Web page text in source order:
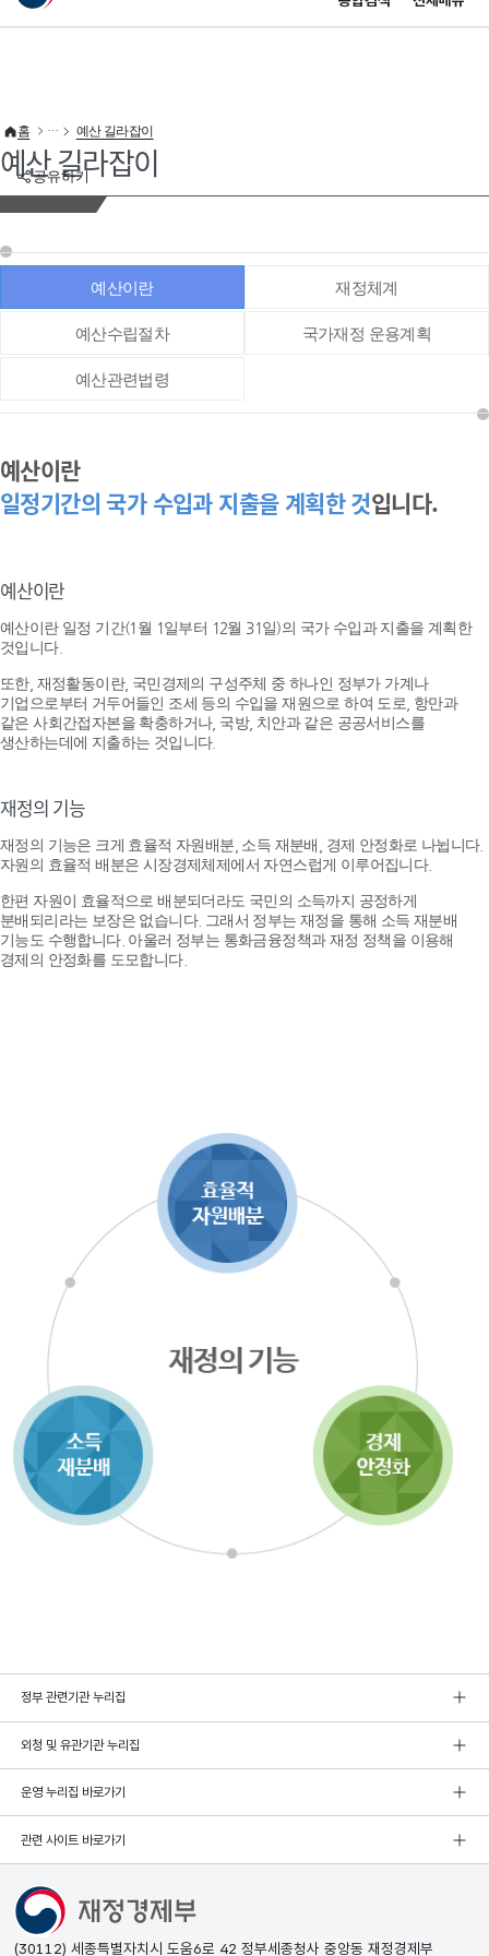
이 누리집은 대한민국 공식 전자정부 누리집입니다.
공유하기
홈 예산 길라잡이
예산 길라잡이
예산이란 재정체계
예산수립절차 국가재정 운용계획
예산관련법령
예산이란
일정기간의 국가 수입과 지출을 계획한 것입니다.
예산이란
예산이란 일정 기간(1월 1일부터 12월 31일)의 국가 수입과 지출을 계획한
것입니다.
또한, 재정활동이란, 국민경제의 구성주체 중 하나인 정부가 가계나
기업으로부터 거두어들인 조세 등의 수입을 재원으로 하여 도로, 항만과
같은 사회간접자본을 확충하거나, 국방, 치안과 같은 공공서비스를
생산하는데에 지출하는 것입니다.
재정의 기능
재정의 기능은 크게 효율적 자원배분, 소득 재분배, 경제 안정화로 나뉩니다.
자원의 효율적 배분은 시장경제체제에서 자연스럽게 이루어집니다.
한편 자원이 효율적으로 배분되더라도 국민의 소득까지 공정하게
분배되리라는 보장은 없습니다. 그래서 정부는 재정을 통해 소득 재분배
기능도 수행합니다. 아울러 정부는 통화금융정책과 재정 정책을 이용해
경제의 안정화를 도모합니다.
정부 관련기관 누리집
외청 및 유관기관 누리집
운영 누리집 바로가기
관련 사이트 바로가기
(30112) 세종특별자치시 도움6로 42 정부세종청사 중앙동 재정경제부